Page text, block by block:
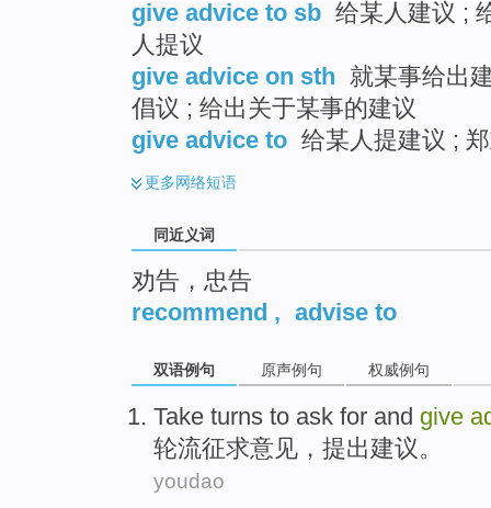
give advice to sb 给某人建议 ;
人提议
give advice on sth 就某事给出
倡议 ; 给出关于某事的建议
give advice to 给某人提建议 ;
更多网络短语
同近义词
劝告，忠告
recommend , advise to
双语例句 原声例句 权威例句
Take turns to ask for and give
轮流征求意见 ， 提出建议。
youdao